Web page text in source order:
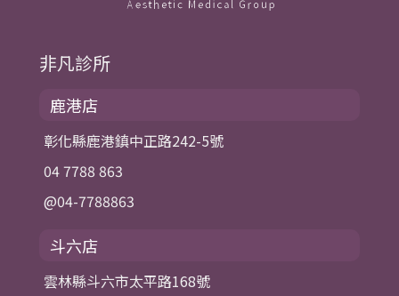
非凡診所
鹿港店
彰化縣鹿港鎮中正路242-5號
04 7788 863
@04-7788863
斗六店
雲林縣斗六市太平路168號